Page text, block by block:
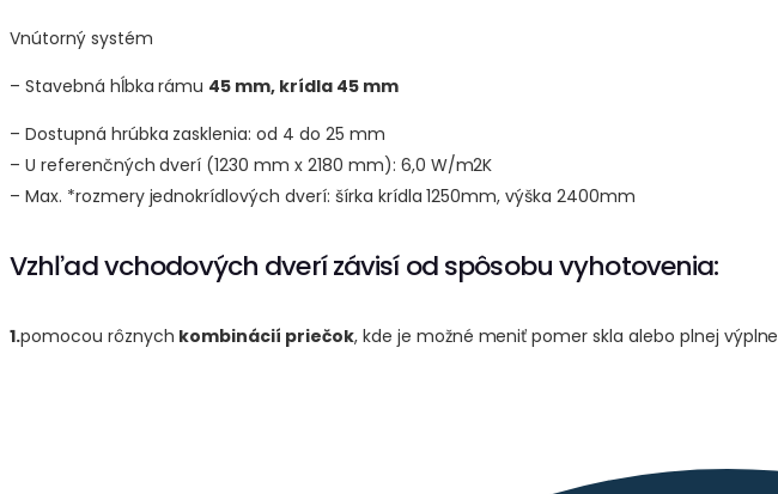
Vnútorný systém
– Stavebná hĺbka rámu 45 mm, krídla 45 mm
– Dostupná hrúbka zasklenia: od 4 do 25 mm
– U referenčných dverí (1230 mm x 2180 mm): 6,0 W/m2K
– Max. *rozmery jednokrídlových dverí: šírka krídla 1250mm, výška 2400mm
Vzhľad vchodových dverí závisí od spôsobu vyhotovenia:
1.pomocou rôznych kombinácií priečok, kde je možné meniť pomer skla alebo plnej výplne